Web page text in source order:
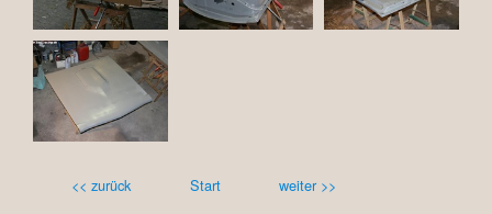
<< zurück Start weiter >>